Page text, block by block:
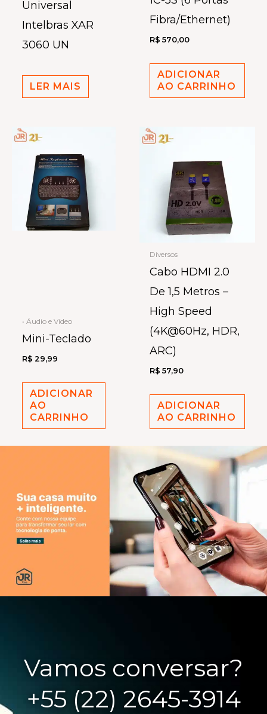
Universal
Intelbras XAR
3060 UN
LER MAIS
Fibra/Ethernet)
R$ 570,00
ADICIONAR
AO CARRINHO
• Áudio e Vídeo
Mini-Teclado
R$ 29,99
ADICIONAR
AO
CARRINHO
Diversos
Cabo HDMI 2.0
De 1,5 Metros –
High Speed
(4K@60Hz, HDR,
ARC)
R$ 57,90
ADICIONAR
AO CARRINHO
Vamos conversar?
+55 (22) 2645-3914